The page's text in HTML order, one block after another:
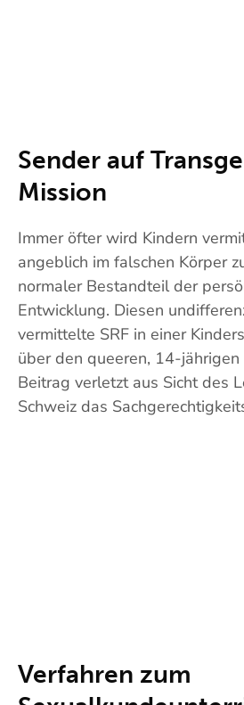
Sender auf
Mission
Immer öfter wird Kindern
angeblich im falschen Körper
normaler Bestandteil der
Entwicklung. Diesen
vermittelte SRF in einer
über den queeren, 14-
Beitrag verletzt aus Sicht des
Schweiz das
Verfahren zum